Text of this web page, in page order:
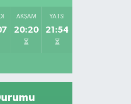
AKŞAM
20:20
YATSI
21:54